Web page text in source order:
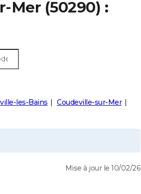
Mer (50290) :
les-Bains
Coudeville-sur-Mer
Mise à jour le 10/02/26